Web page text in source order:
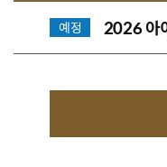
예정 2026 아